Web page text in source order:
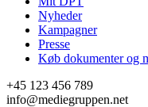
Nyheder
Kampagner
Presse
Køb dokumenter og
+45 123 456 789
info@mediegruppen.net